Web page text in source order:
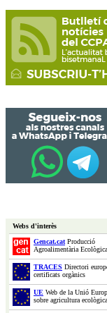
Webs d'interès
Gencat.catProducció
Agroalimentària Ecològica
TRACES Directori
certificats orgànics
UE Web de la Unió
sobre agricultura ecològica